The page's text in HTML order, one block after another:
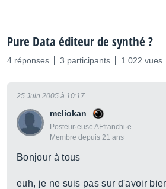
Pure Data éditeur de synthé ?
4 réponses 3 participants 1 022 vues
meliokan
Posteur·euse AFfranchi·e
Membre depuis 21 ans
25 Juin 2005 à 10:17
Bonjour à tous
euh, je ne suis pas sur d'avoir